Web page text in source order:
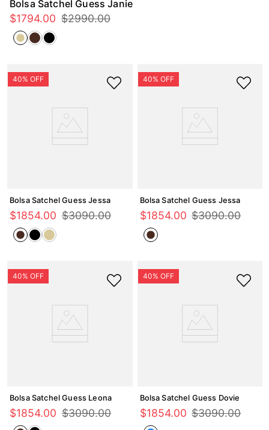
Bolsa Satchel Guess Janie
$1794.00 $2990.00
Bolsa Satchel Guess Jessa
$1854.00 $3090.00
Bolsa Satchel Guess Jessa
$1854.00 $3090.00
Bolsa Satchel Guess Leona
$1854.00 $3090.00
Bolsa Satchel Guess Dovie
$1854.00 $3090.00